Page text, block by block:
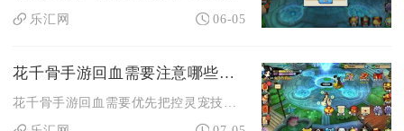
乐汇网
06-05
花千骨手游回血需要注意哪些事项